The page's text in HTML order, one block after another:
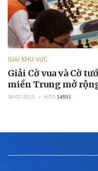
GIẢI KHU VỰC
Giải Cờ vua và Cờ
miền Trung mở
18-02-2013 HITS 14531